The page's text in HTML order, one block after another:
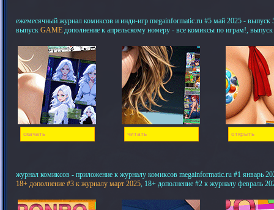
ежемесячный журнал комиксов и инди-игр megainformatic.ru #5 май 2025 - выпуск
выпуск GAME дополнение к апрельскому номеру - все комиксы по играм!,
скачать читать открыть
журнал комиксов - приложение к журналу комиксов megainformatic.ru #1 январь
18+ дополнение #3 к журналу март 2025, 18+ дополнение #2 к журналу февраль